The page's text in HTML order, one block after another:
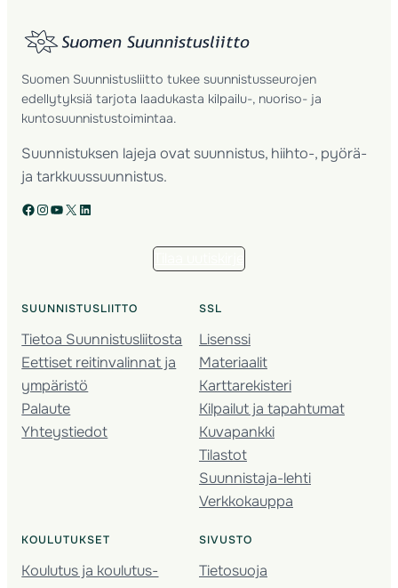
Suomen Suunnistusliitto tukee suunnistusseurojen
edellytyksiä tarjota laadukasta kilpailu-, nuoriso- ja
kuntosuunnistustoimintaa.
Suunnistuksen lajeja ovat suunnistus, hiihto-, pyörä-
ja tarkkuussuunnistus.
Facebook Instagram YouTube X LinkedIn
SUUNNISTUSLIITTO
Tietoa Suunnistusliitosta
Eettiset reitinvalinnat ja
ympäristö
Palaute
Yhteystiedot
SSL
Lisenssi
Materiaalit
Karttarekisteri
Kilpailut ja tapahtumat
Kuvapankki
Tilastot
Suunnistaja-lehti
Verkkokauppa
KOULUTUKSET
Koulutus ja koulutus­
SIVUSTO
Tietosuoja